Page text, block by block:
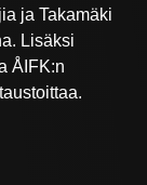
ja Takamäki
Lisäksi
ÅIFK:n